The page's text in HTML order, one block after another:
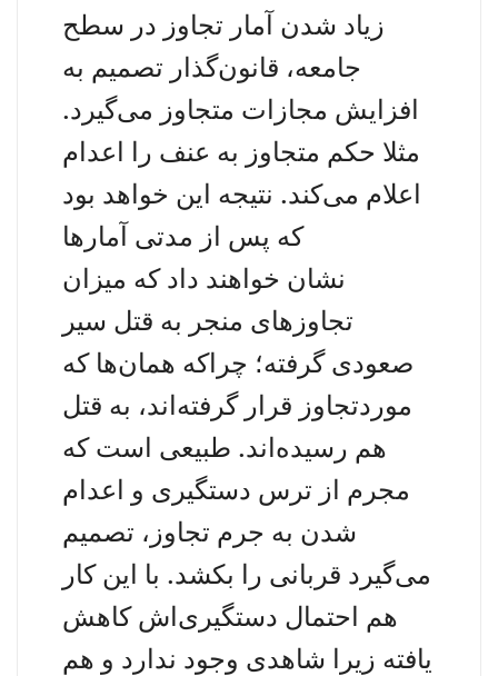
زیاد شدن آمار تجاوز در سطح
جامعه، قانون‌گذار تصمیم به
افزایش مجازات متجاوز می‌گیرد.
مثلا حکم متجاوز به عنف را اعدام
اعلام می‌کند. نتیجه این خواهد بود
که پس از مدتی آمارها
نشان خواهند داد که میزان
تجاوزهای منجر به قتل سیر
صعودی گرفته؛ چراکه همان‌ها که
موردتجاوز قرار گرفته‌اند، به قتل
هم رسیده‌اند. طبیعی است که
مجرم از ترس دستگیری و اعدام
شدن به جرم تجاوز، تصمیم
می‌گیرد قربانی را بکشد. با این کار
هم احتمال دستگیری‌اش کاهش
یافته زیرا شاهدی وجود ندارد و هم